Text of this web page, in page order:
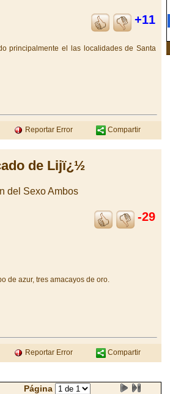
+11
principalmente el las localidades de Santa
Reportar Error Compartir
de Lijï¿½
del Sexo Ambos
-29
de azur, tres amacayos de oro.
Reportar Error Compartir
Página